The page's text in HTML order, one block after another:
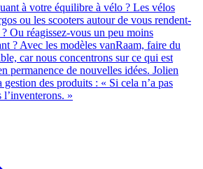
à votre équilibre à vélo ? Les vélos
ou les scooters autour de vous rendent-
Ou réagissez-vous un peu moins
? Avec les modèles vanRaam, faire du
car nous concentrons sur ce qui est
permanence de nouvelles idées. Jolien
des produits : « Si cela n’a pas
l’inventerons. »